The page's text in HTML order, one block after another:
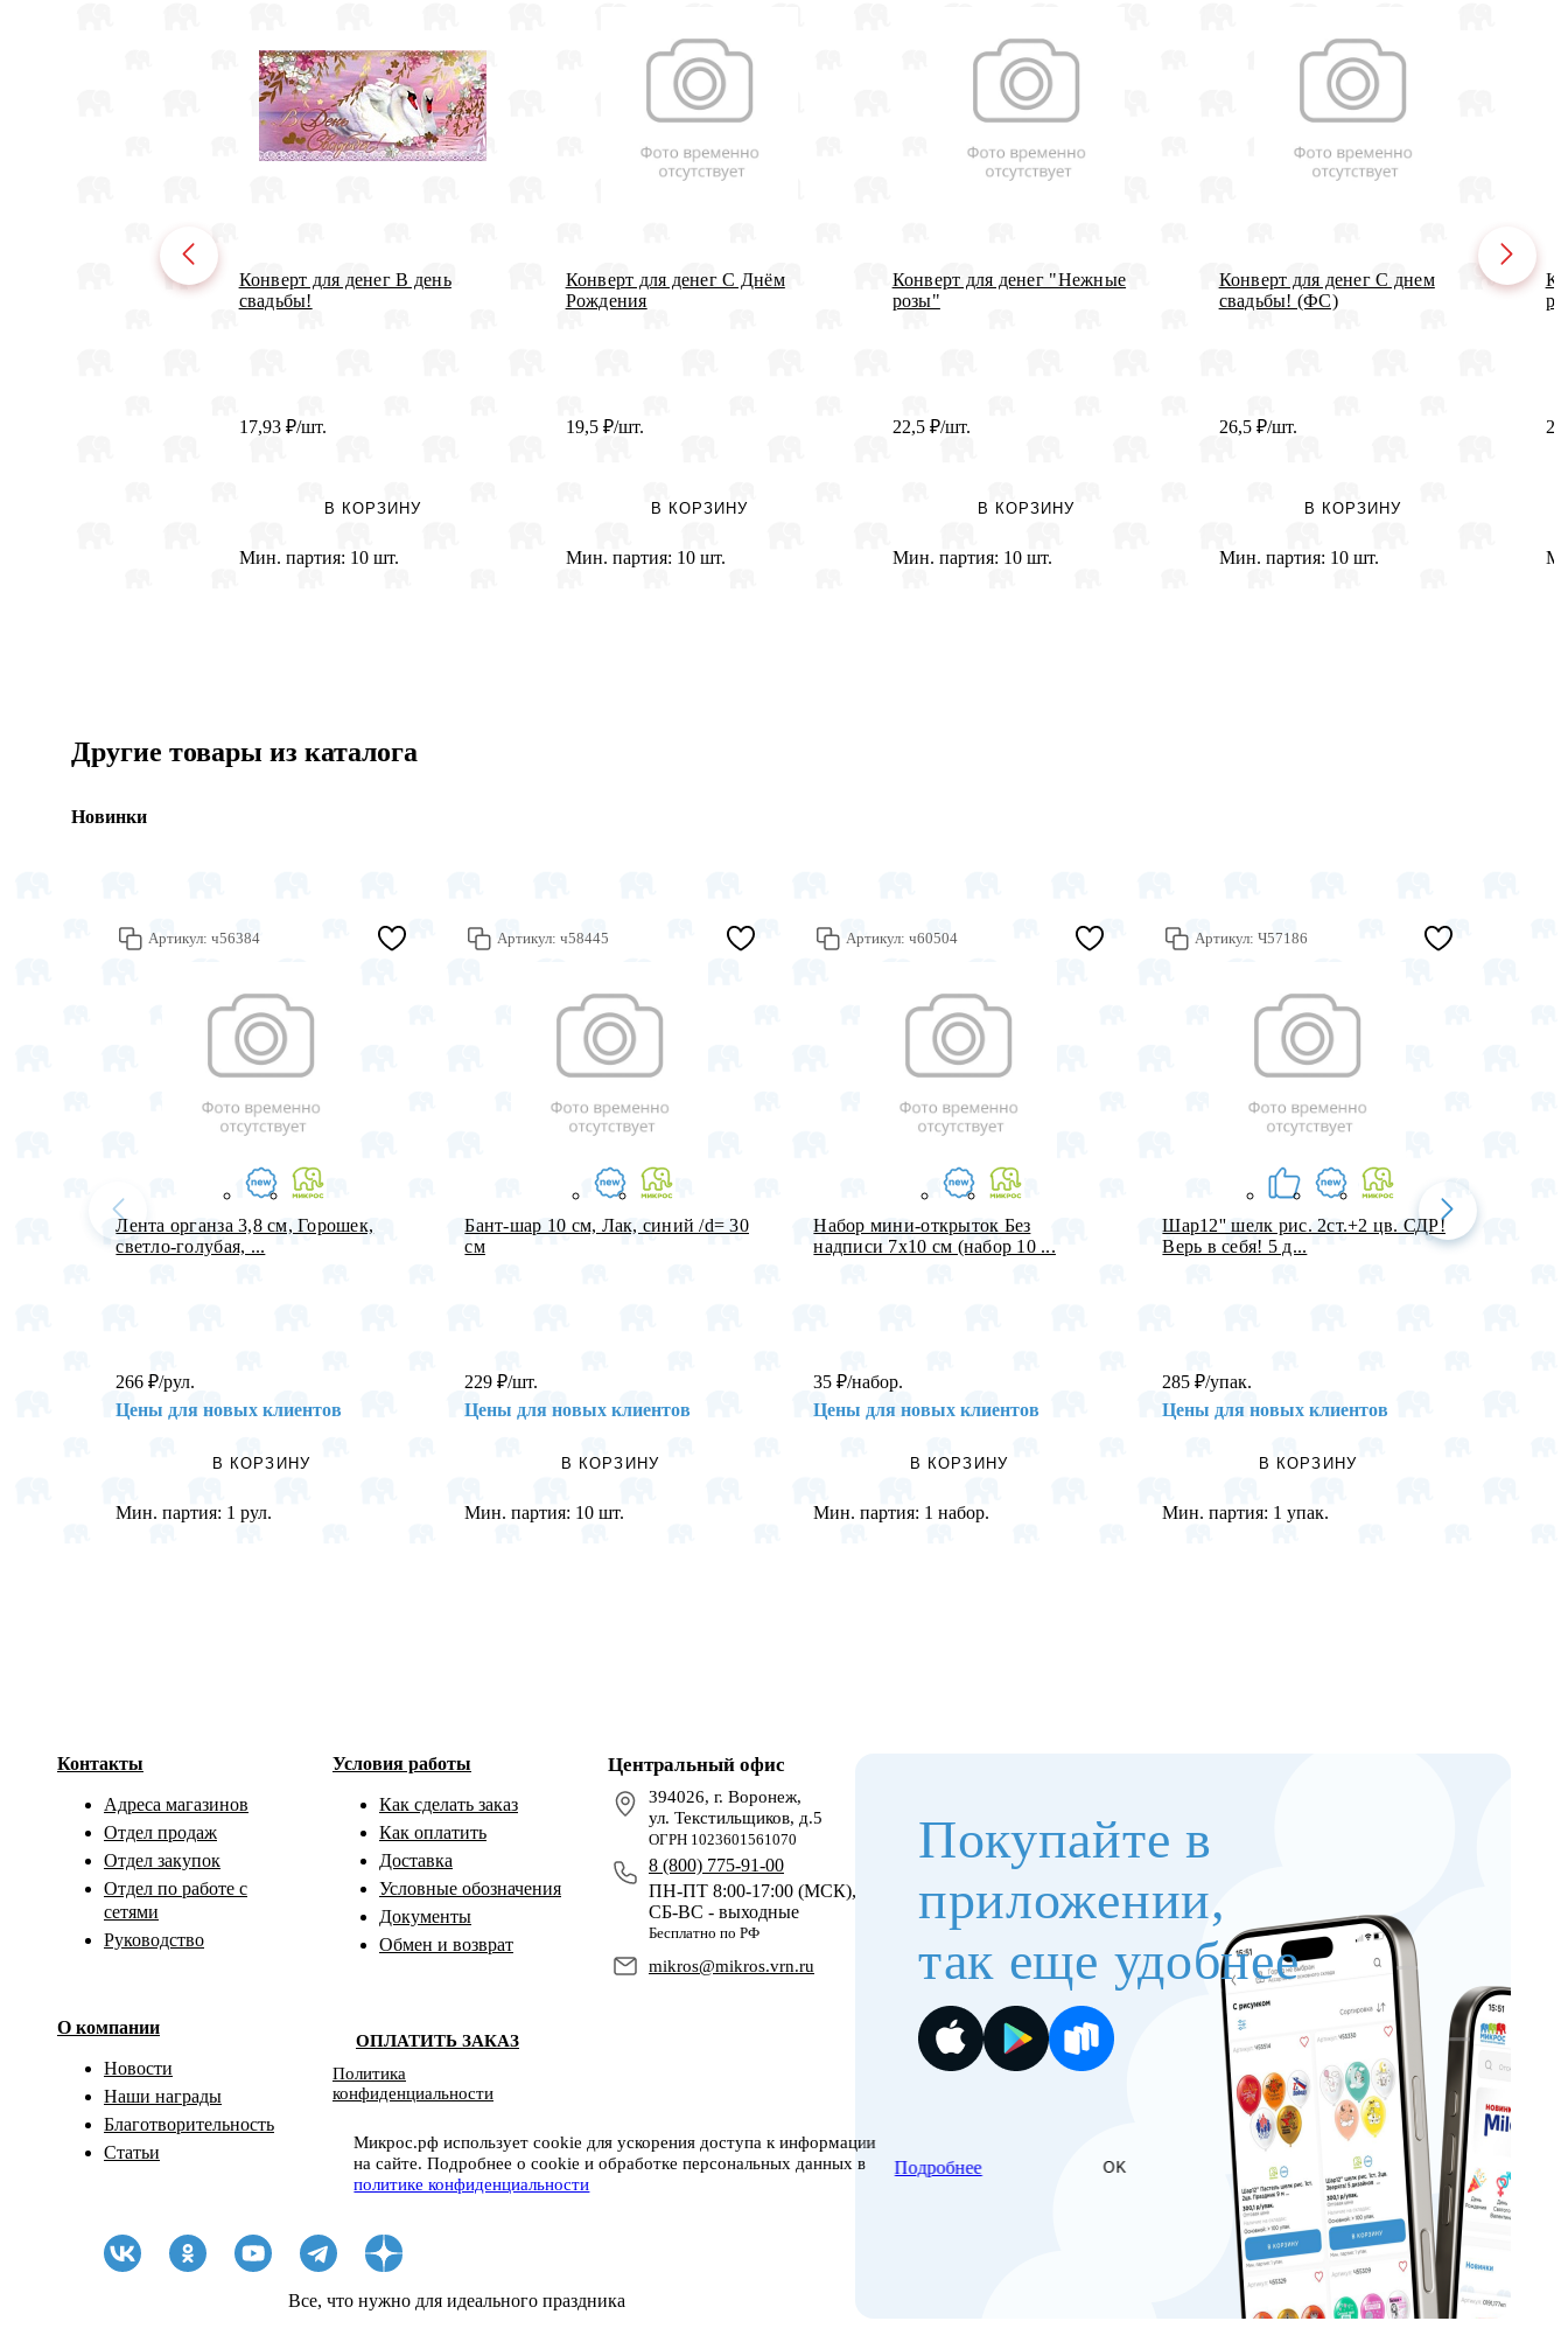
Конверт для денег В день
свадьбы!
17,93 ₽/шт.
В КОРЗИНУ
Мин. партия: 10 шт.
Конверт для денег С Днём
Рождения
19,5 ₽/шт.
В КОРЗИНУ
Мин. партия: 10 шт.
Конверт для денег "Нежные
розы"
22,5 ₽/шт.
В КОРЗИНУ
Мин. партия: 10 шт.
Конверт для денег С днем
свадьбы! (ФС)
26,5 ₽/шт.
В КОРЗИНУ
Мин. партия: 10 шт.
Другие товары из каталога
Новинки
Артикул: ч56384
Лента органза 3,8 см, Горошек,
светло-голубая, ...
266₽/рул.
Цены для новых клиентов
В КОРЗИНУ
Мин. партия: 1 рул.
Артикул: ч58445
Бант-шар 10 см, Лак, синий /d= 30
см
229₽/шт.
Цены для новых клиентов
В КОРЗИНУ
Мин. партия: 10 шт.
Артикул: ч60504
Набор мини-открыток Без
надписи 7х10 см (набор 10 ...
35₽/набор.
Цены для новых клиентов
В КОРЗИНУ
Мин. партия: 1 набор.
Артикул: Ч57186
Шар12'' шелк рис. 2ст.+2 цв. СДР!
Верь в себя! 5 д...
285₽/упак.
Цены для новых клиентов
В КОРЗИНУ
Мин. партия: 1 упак.
Микрос.рф использует cookie для ускорения доступа к информации
на сайте. Подробнее о cookie и обработке персональных данных в
политике конфиденциальности
Подробнее OK
Центральный офис
394026, г. Воронеж,
ул. Текстильщиков, д.5
ОГРН 1023601561070
8 (800) 775-91-00
ПН-ПТ 8:00-17:00 (МСК),
СБ-ВС - выходные
Бесплатно по РФ
mikros@mikros.vrn.ru
Контакты
Адреса магазинов
Отдел продаж
Отдел закупок
Отдел по работе с
сетями
Руководство
О компании
Новости
Наши награды
Благотворительность
Статьи
Условия работы
Как сделать заказ
Как оплатить
Доставка
Условные обозначения
Документы
Обмен и возврат
ОПЛАТИТЬ ЗАКАЗ
Политика
конфиденциальности
Все, что нужно для идеального праздника
Покупайте в
приложении,
так еще удобнее